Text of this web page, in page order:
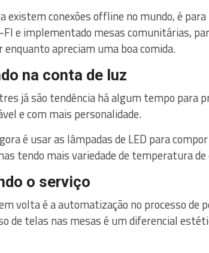
existem conexões offline no mundo, é
e implementado mesas comunitárias,
apreciam uma boa comida.
na conta de luz
já são tendência há algum tempo para
e com mais personalidade.
é usar as lâmpadas de LED para
tendo mais variedade de temperatura
o serviço
volta é a automatização no processo de
de telas nas mesas é um diferencial